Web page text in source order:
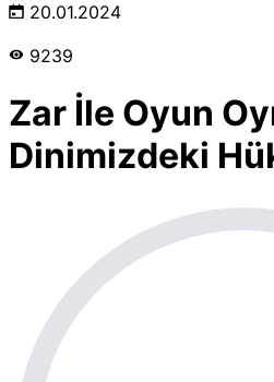
20.01.2024
9239
Zar İle Oyun
Dinimizdeki